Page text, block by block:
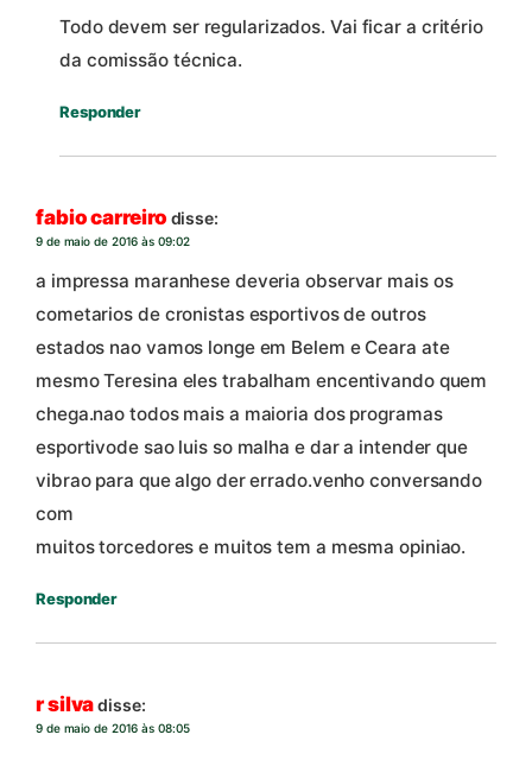
Todo devem ser regularizados. Vai ficar a critério
da comissão técnica.
Responder
fabio carreiro disse:
9 de maio de 2016 às 09:02
a impressa maranhese deveria observar mais os
cometarios de cronistas esportivos de outros
estados nao vamos longe em Belem e Ceara ate
mesmo Teresina eles trabalham encentivando quem
chega.nao todos mais a maioria dos programas
esportivode sao luis so malha e dar a intender que
vibrao para que algo der errado.venho conversando
com
muitos torcedores e muitos tem a mesma opiniao.
Responder
r silvadisse:
9 de maio de 2016 às 08:05